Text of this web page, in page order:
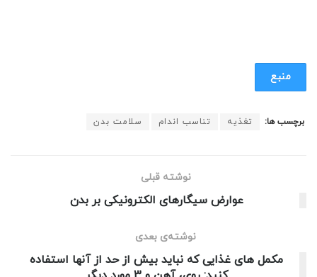
منبع
برچسب ها: تغذیه تناسب اندام سلامت بدن
نوشته قبلی
عوارض سیگارهای الکترونیکی بر بدن
نوشته‌ی بعدی
مکمل های غذایی که نباید بیش از حد از آنها استفاده